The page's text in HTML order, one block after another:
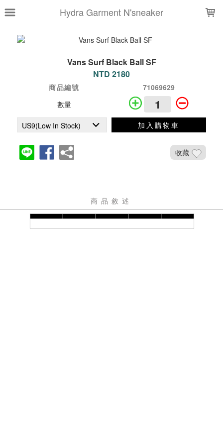
Hydra Garment N'sneaker
Vans Surf Black Ball SF
NTD 2180
商品編號
71069629
數量
加入購物車
收藏
商品敘述